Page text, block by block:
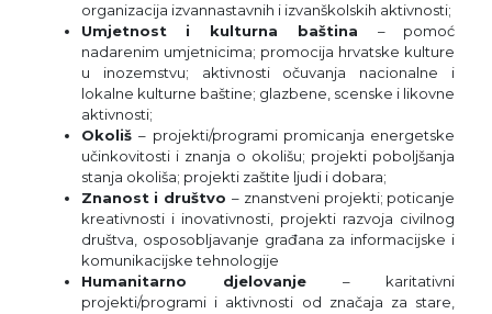
organizacija izvannastavnih i izvanškolskih aktivnosti;
Umjetnost i kulturna baština – pomoć
nadarenim umjetnicima; promocija hrvatske kulture
u inozemstvu; aktivnosti očuvanja nacionalne i
lokalne kulturne baštine; glazbene, scenske i likovne
aktivnosti;
Okoliš– projekti/programi promicanja energetske
učinkovitosti i znanja o okolišu; projekti poboljšanja
stanja okoliša; projekti zaštite ljudi i dobara;
Znanost i društvo – znanstveni projekti; poticanje
kreativnosti i inovativnosti, projekti razvoja civilnog
društva, osposobljavanje građana za informacijske i
komunikacijske tehnologije
Humanitarno djelovanje – karitativni
projekti/programi i aktivnosti od značaja za stare,